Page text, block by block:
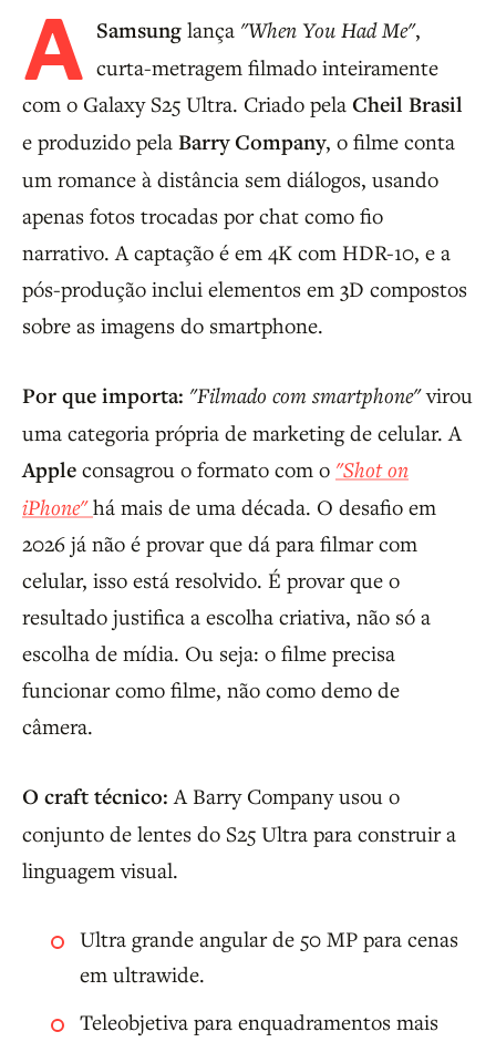
A Samsung lança "When You Had Me",
curta-metragem filmado inteiramente
com o Galaxy S25 Ultra. Criado pela Cheil Brasil
e produzido pela Barry Company, o filme conta
um romance à distância sem diálogos, usando
apenas fotos trocadas por chat como fio
narrativo. A captação é em 4K com HDR-10, e a
pós-produção inclui elementos em 3D compostos
sobre as imagens do smartphone.
Por que importa: "Filmado com smartphone"virou
uma categoria própria de marketing de celular. A
Apple consagrou o formato com o "Shot on
iPhone" há mais de uma década. O desafio em
2026 já não é provar que dá para filmar com
celular, isso está resolvido. É provar que o
resultado justifica a escolha criativa, não só a
escolha de mídia. Ou seja: o filme precisa
funcionar como filme, não como demo de
câmera.
O craft técnico: A Barry Company usou o
conjunto de lentes do S25 Ultra para construir a
linguagem visual.
Ultra grande angular de 50 MP para cenas
em ultrawide.
Teleobjetiva para enquadramentos mais